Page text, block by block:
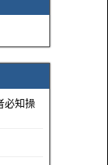
必知操